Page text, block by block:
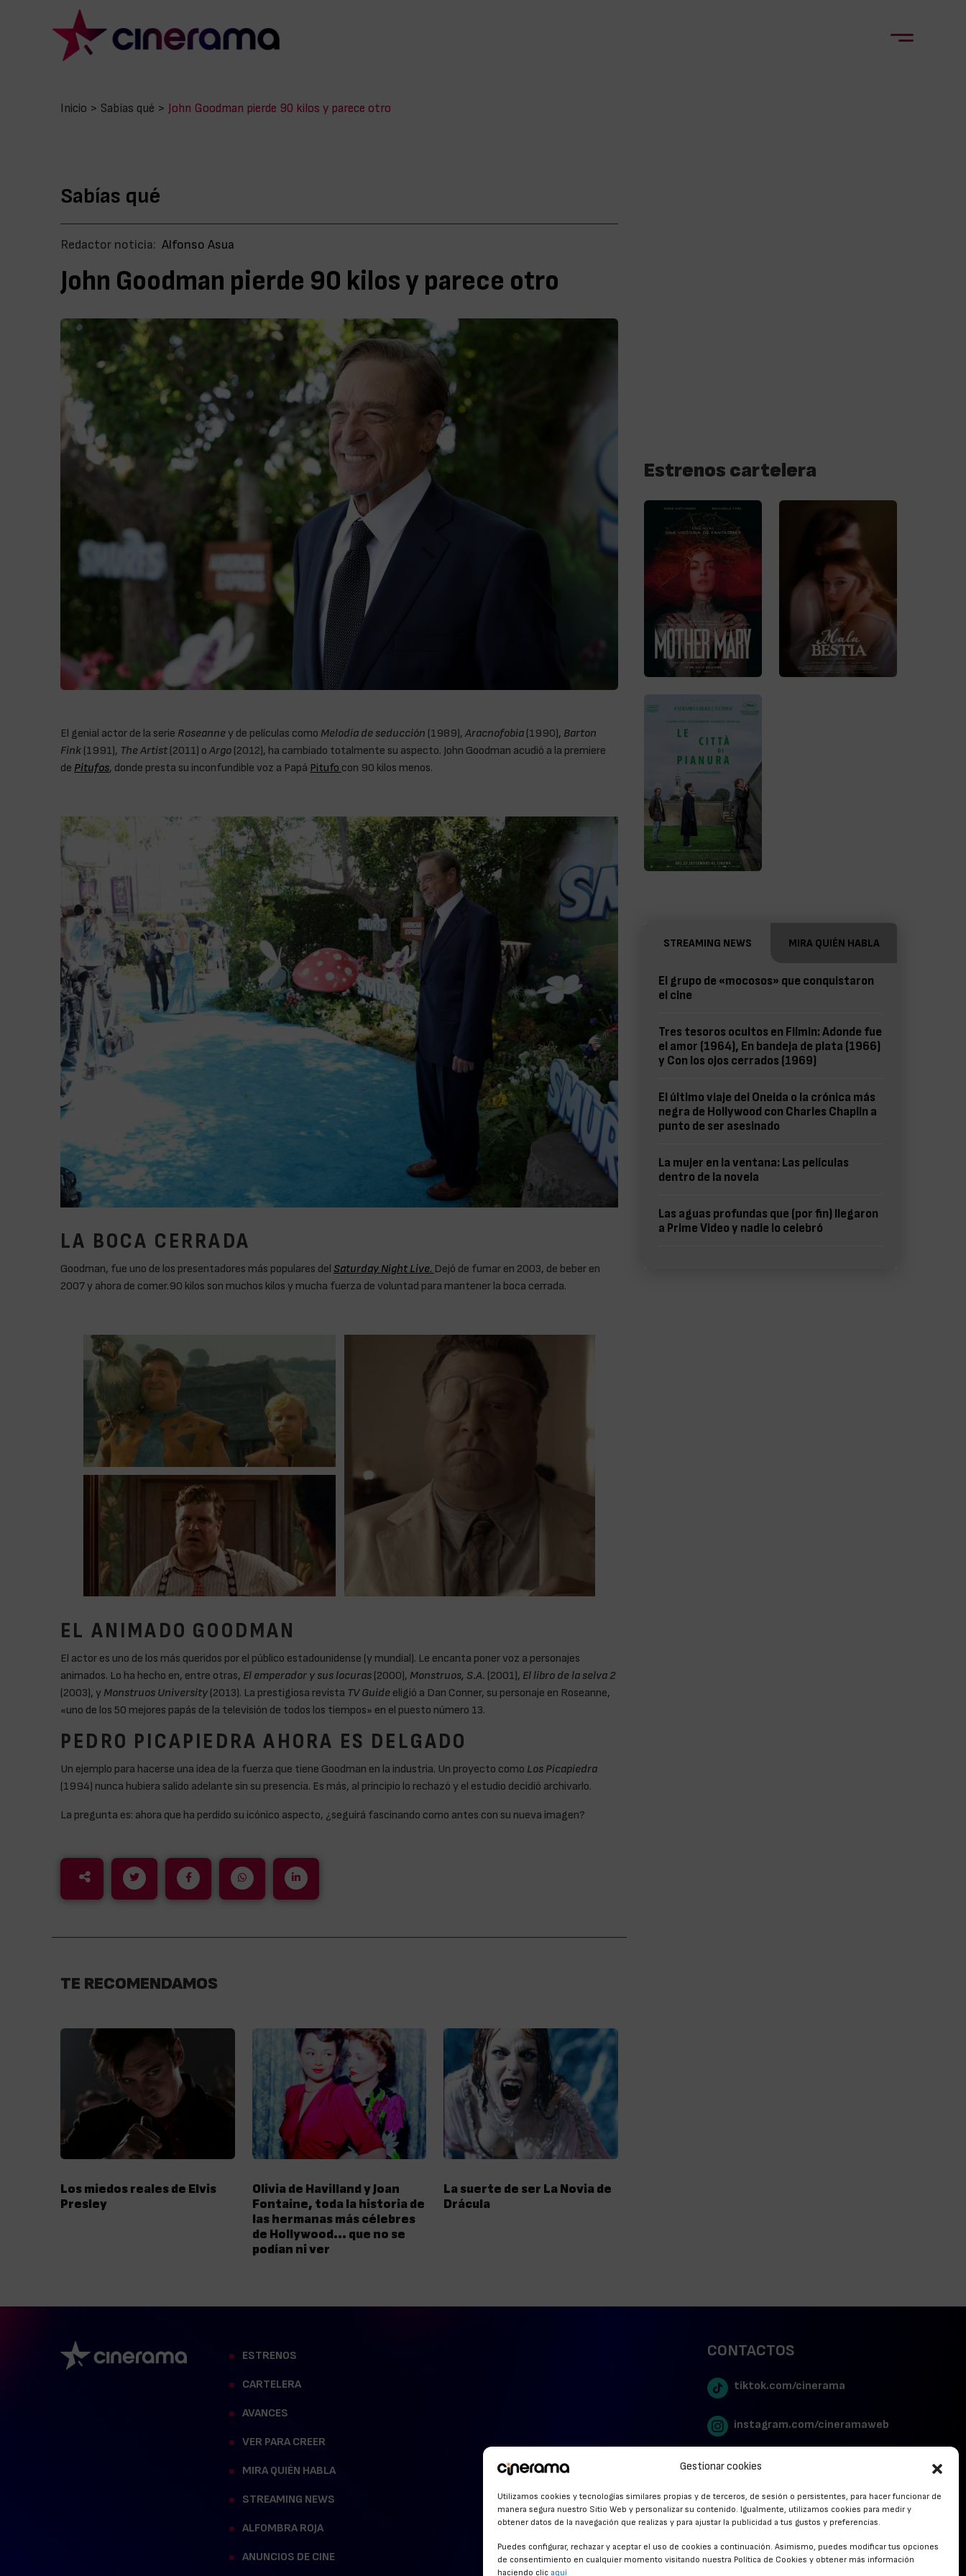
Gestionar cookies
Utilizamos cookies y tecnologías similares propias y de terceros, de sesión o persistentes, para hacer funcionar de
manera segura nuestro Sitio Web y personalizar su contenido. Igualmente, utilizamos cookies para medir y
obtener datos de la navegación que realizas y para ajustar la publicidad a tus gustos y preferencias.
Puedes configurar, rechazar y aceptar el uso de cookies a continuación. Asimismo, puedes modificar tus opciones
de consentimiento en cualquier momento visitando nuestra Política de Cookies y obtener más información
haciendo clic aquí
Inicio > Sabías qué > John Goodman pierde 90 kilos y parece otro
Sabías qué
Redactor noticia: Alfonso Asua
John Goodman pierde 90 kilos y parece otro
El genial actor de la serie Roseanney de películas como Melodía de seducción (1989), Aracnofobia (1990), Barton
Fink (1991), The Artist (2011) o Argo (2012), ha cambiado totalmente su aspecto. John Goodman acudió a la premiere
de Pitufos, donde presta su inconfundible voz a Papá Pitufo con 90 kilos menos.
LA BOCA CERRADA
Goodman, fue uno de los presentadores más populares del Saturday Night Live. Dejó de fumar en 2003, de beber en
2007 y ahora de comer.90 kilos son muchos kilos y mucha fuerza de voluntad para mantener la boca cerrada.
EL ANIMADO GOODMAN
El actor es uno de los más queridos por el público estadounidense (y mundial). Le encanta poner voz a personajes
animados. Lo ha hecho en, entre otras, El emperador y sus locuras (2000), Monstruos, S.A. (2001), El libro de la selva 2
(2003), y Monstruos University (2013). La prestigiosa revista TV Guide eligió a Dan Conner, su personaje en Roseanne,
«uno de los 50 mejores papás de la televisión de todos los tiempos» en el puesto número 13.
PEDRO PICAPIEDRA AHORA ES DELGADO
Un ejemplo para hacerse una idea de la fuerza que tiene Goodman en la industria. Un proyecto como Los Picapiedra
(1994) nunca hubiera salido adelante sin su presencia. Es más, al principio lo rechazó y el estudio decidió archivarlo.
La pregunta es: ahora que ha perdido su icónico aspecto, ¿seguirá fascinando como antes con su nueva imagen?
TE RECOMENDAMOS
Los miedos reales de Elvis
Presley
Olivia de Havilland y Joan
Fontaine, toda la historia de
las hermanas más célebres
de Hollywood… que no se
podían ni ver
La suerte de ser La Novia de
Drácula
Estrenos cartelera
STREAMING NEWS MIRA QUIÉN HABLA
El grupo de «mocosos» que conquistaron
el cine
Tres tesoros ocultos en Filmin: Adonde fue
el amor (1964), En bandeja de plata (1966)
y Con los ojos cerrados (1969)
El último viaje del Oneida o la crónica más
negra de Hollywood con Charles Chaplin a
punto de ser asesinado
La mujer en la ventana: Las películas
dentro de la novela
Las aguas profundas que (por fin) llegaron
a Prime Video y nadie lo celebró
ESTRENOS
CARTELERA
AVANCES
VER PARA CREER
MIRA QUIÉN HABLA
STREAMING NEWS
ALFOMBRA ROJA
ANUNCIOS DE CINE
CONTACTOS
tiktok.com/cinerama
instagram.com/cineramaweb
twitter.com/cinerames
Youtube Canal Cinerama